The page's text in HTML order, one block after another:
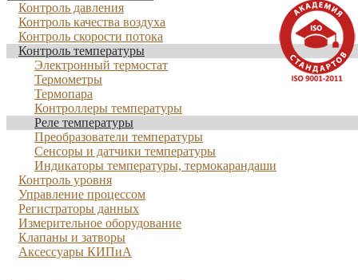
Контроль давления
Контроль качества воздуха
Контроль скорости потока
Контроль температуры
Электронный термостат
Термометры
Термопара
Контроллеры температуры
Реле температуры
Преобразователи температуры
Сенсоры и датчики температуры
Индикаторы температуры, термокарандаши
Контроль уровня
Управление процессом
Регистраторы данных
Измерительное оборудование
Клапаны и затворы
Аксессуары КИПиА